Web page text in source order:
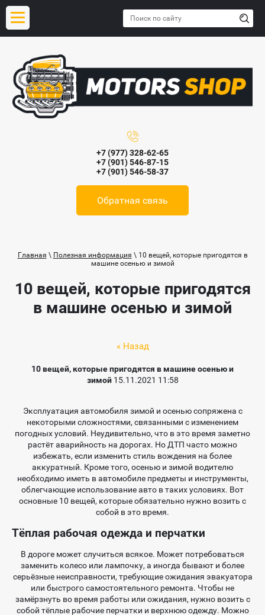
+7 (977) 328-62-65
+7 (901) 546-87-15
+7 (901) 546-58-37
Обратная связь
Главная \ Полезная информация \ 10 вещей, которые пригодятся в
машине осенью и зимой
10 вещей, которые пригодятся
в машине осенью и зимой
« Назад
10 вещей, которые пригодятся в машине осенью и
зимой15.11.2021 11:58
Эксплуатация автомобиля зимой и осенью сопряжена с
некоторыми сложностями, связанными с изменением
погодных условий. Неудивительно, что в это время заметно
растёт аварийность на дорогах. Но ДТП часто можно
избежать, если изменить стиль вождения на более
аккуратный. Кроме того, осенью и зимой водителю
необходимо иметь в автомобиле предметы и инструменты,
облегчающие использование авто в таких условиях. Вот
основные 10 вещей, которые обязательно нужно возить с
собой в это время.
Тёплая рабочая одежда и перчатки
В дороге может случиться всякое. Может потребоваться
заменить колесо или лампочку, а иногда бывают и более
серьёзные неисправности, требующие ожидания эвакуатора
или быстрого самостоятельного ремонта. Чтобы не
замёрзнуть во время работы или ожидания, нужно возить с
собой тёплые рабочие перчатки и верхнюю одежду. Можно